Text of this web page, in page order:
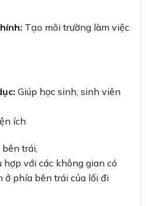
Tạo môi trường làm việc
Giúp học sinh, sinh viên
ích
trái,
hợp với các không gian có
ở phía bên trái của lối đi